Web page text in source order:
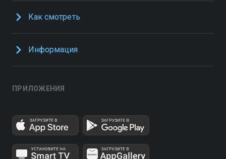
Как смотреть
Информация
ПРИЛОЖЕНИЯ